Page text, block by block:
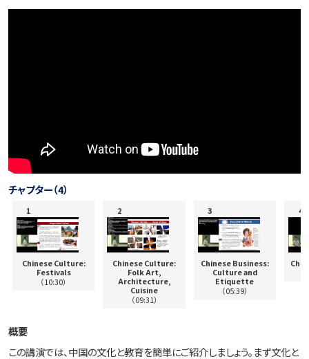
チャプター（4）
Chinese Culture:
Festivals
（10:30）
Chinese Culture:
Folk Art,
Architecture,
Cuisine
（09:31）
Chinese Business:
Culture and
Etiquette
（05:39）
概要
この講演では、中国の文化と教育を簡単にご紹介しましょう。まず文化と